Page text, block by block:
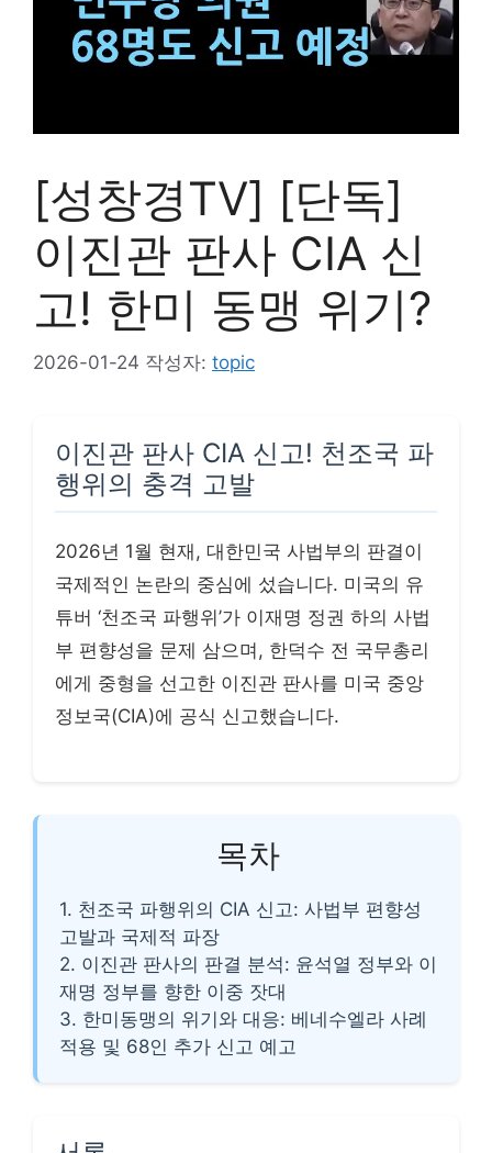
[성창경TV] [단독]
이진관 판사 CIA 신
고! 한미 동맹 위기?
2026-01-24 작성자: topic
이진관 판사 CIA 신고! 천조국 파
행위의 충격 고발
2026년 1월 현재, 대한민국 사법부의 판결이
국제적인 논란의 중심에 섰습니다. 미국의 유
튜버 ‘천조국 파행위’가 이재명 정권 하의 사법
부 편향성을 문제 삼으며, 한덕수 전 국무총리
에게 중형을 선고한 이진관 판사를 미국 중앙
정보국(CIA)에 공식 신고했습니다.
목차
1. 천조국 파행위의 CIA 신고: 사법부 편향성
고발과 국제적 파장
2. 이진관 판사의 판결 분석: 윤석열 정부와 이
재명 정부를 향한 이중 잣대
3. 한미동맹의 위기와 대응: 베네수엘라 사례
적용 및 68인 추가 신고 예고